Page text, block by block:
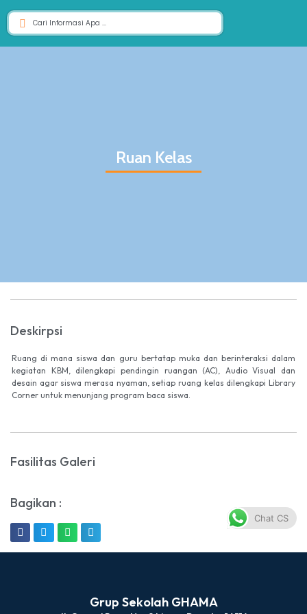
Ruan Kelas
Deskirpsi
Ruang di mana siswa dan guru bertatap muka dan berinteraksi dalam
kegiatan KBM, dilengkapi pendingin ruangan (AC), Audio Visual dan
desain agar siswa merasa nyaman, setiap ruang kelas dilengkapi Library
Corner untuk menunjang program baca siswa.
Fasilitas Galeri
Bagikan :
Grup Sekolah GHAMA
Chat CS